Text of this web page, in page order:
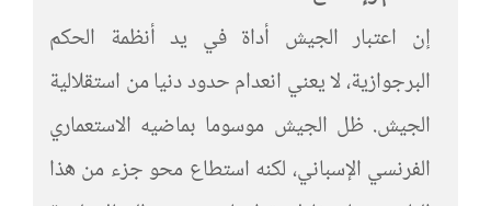
إن اعتبار الجيش أداة في يد أنظمة الحكم
البرجوازية، لا يعني انعدام حدود دنيا من استقلالية
الجيش. ظل الجيش موسوما بماضيه الاستعماري
الفرنسي الإسباني، لكنه استطاع محو جزء من هذا